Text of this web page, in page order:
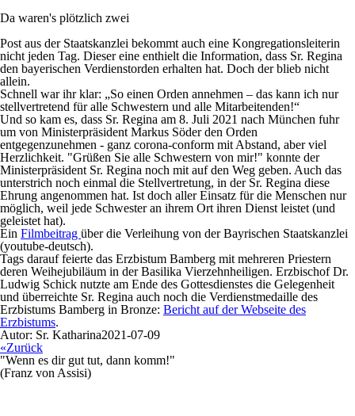
Da waren's plötzlich zwei
Post aus der Staatskanzlei bekommt auch eine Kongregationsleiterin
nicht jeden Tag. Dieser eine enthielt die Information, dass Sr. Regina
den bayerischen Verdienstorden erhalten hat. Doch der blieb nicht
allein.
Schnell war ihr klar: „So einen Orden annehmen – das kann ich nur
stellvertretend für alle Schwestern und alle Mitarbeitenden!“
Und so kam es, dass Sr. Regina am 8. Juli 2021 nach München fuhr
um von Ministerpräsident Markus Söder den Orden
entgegenzunehmen - ganz corona-conform mit Abstand, aber viel
Herzlichkeit. "Grüßen Sie alle Schwestern von mir!" konnte der
Ministerpräsident Sr. Regina noch mit auf den Weg geben. Auch das
unterstrich noch einmal die Stellvertretung, in der Sr. Regina diese
Ehrung angenommen hat. Ist doch aller Einsatz für die Menschen nur
möglich, weil jede Schwester an ihrem Ort ihren Dienst leistet (und
geleistet hat).
Ein Filmbeitrag über die Verleihung von der Bayrischen Staatskanzlei
(youtube-deutsch).
Tags darauf feierte das Erzbistum Bamberg mit mehreren Priestern
deren Weihejubiläum in der Basilika Vierzehnheiligen. Erzbischof Dr.
Ludwig Schick nutzte am Ende des Gottesdienstes die Gelegenheit
und überreichte Sr. Regina auch noch die Verdienstmedaille des
Erzbistums Bamberg in Bronze: Bericht auf der Webseite des
Erzbistums.
Autor: Sr. Katharina2021-07-09
«Zurück
"Wenn es dir gut tut, dann komm!"
(Franz von Assisi)